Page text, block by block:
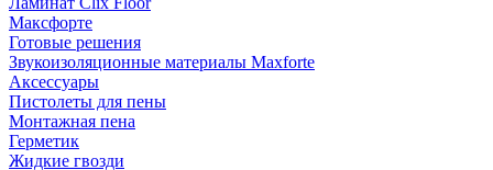
Максфорте
Готовые решения
Звукоизоляционные материалы Maxforte
Аксессуары
Пистолеты для пены
Монтажная пена
Герметик
Жидкие гвозди